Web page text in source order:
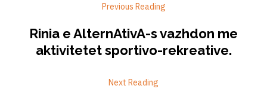
Previous Reading
Rinia e AlternAtivA-s vazhdon me
aktivitetet sportivo-rekreative.
Next Reading